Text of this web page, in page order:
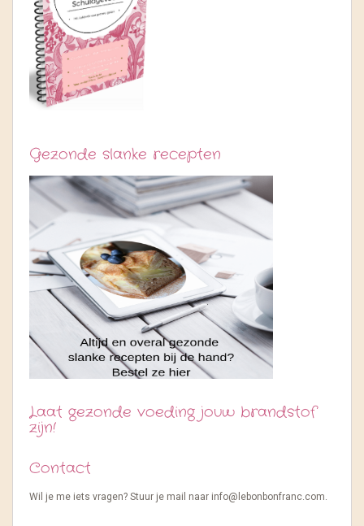
Gezonde slanke recepten
Laat gezonde voeding jouw brandstof
zijn!
Contact
Wil je me iets vragen? Stuur je mail naar info@lebonbonfranc.com.